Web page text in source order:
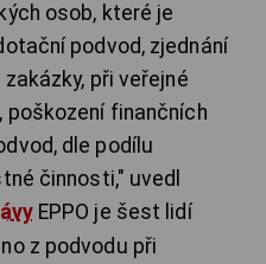
osob, které je
podvod, zjednání
při veřejné
poškození finančních
dle podílu
činnosti," uvedl
EPPO je šest lidí
z podvodu při